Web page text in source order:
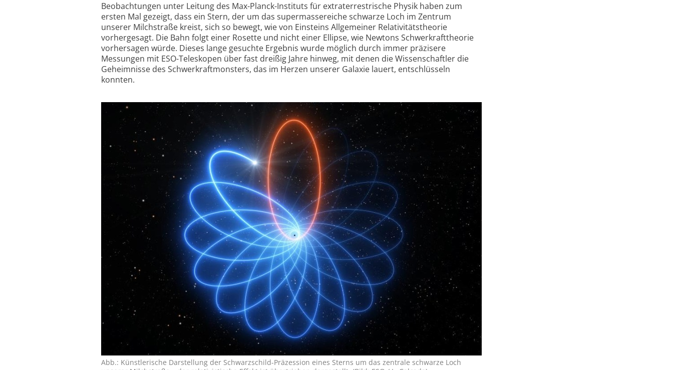
Beobachtungen unter Leitung des Max-Planck-Instituts für extra­terrestrische Physik haben zum
ersten Mal gezeigt, dass ein Stern, der um das super­masse­reiche schwarze Loch im Zentrum
unserer Milchstraße kreist, sich so bewegt, wie von Einsteins Allgemeiner Relativitäts­theorie
vorhergesagt. Die Bahn folgt einer Rosette und nicht einer Ellipse, wie Newtons Schwer­kraft­theorie
vorhersagen würde. Dieses lange gesuchte Ergebnis wurde möglich durch immer präzisere
Messungen mit ESO-Teleskopen über fast dreißig Jahre hinweg, mit denen die Wissenschaftler die
Geheimnisse des Schwer­kraft­monsters, das im Herzen unserer Galaxie lauert, entschlüsseln
konnten.
Abb.: Künstlerische Darstellung der Schwarzschild-Präzession eines Sterns um das zentrale schwarze Loch